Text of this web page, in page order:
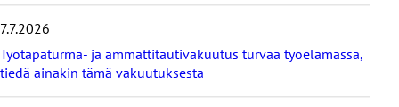
t
i
s
e
t
7.7.2026
Työtapaturma- ja ammattitautivakuutus turvaa työelämässä,
tiedä ainakin tämä vakuutuksesta